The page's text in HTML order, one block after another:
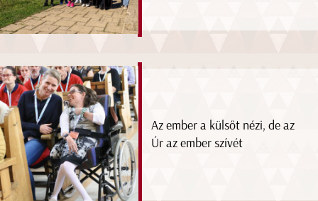
Az ember a külsőt nézi, de az
Úr az ember szívét